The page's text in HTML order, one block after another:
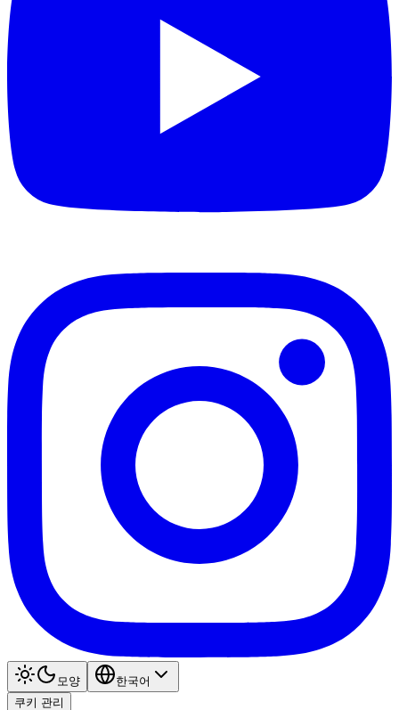
모양
한국어
쿠키 관리